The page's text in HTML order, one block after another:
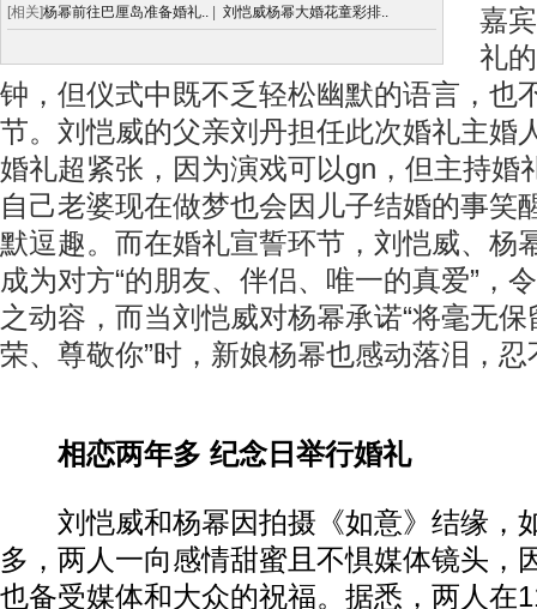
[相关]杨幂前往巴厘岛准备婚礼.. 刘恺威杨幂大婚花童彩排..
嘉
礼
钟，但仪式中既不乏轻松幽默的语言，也
节。刘恺威的父亲刘丹担任此次婚礼主婚
婚礼超紧张，因为演戏可以gn，但主持婚
自己老婆现在做梦也会因儿子结婚的事笑
默逗趣。而在婚礼宣誓环节，刘恺威、杨
成为对方“的朋友、伴侣、唯一的真爱”，
之动容，而当刘恺威对杨幂承诺“将毫无
荣、尊敬你”时，新娘杨幂也感动落泪，
相恋两年多 纪念日举行婚礼
刘恺威和杨幂因拍摄《如意》结缘，
多，两人一向感情甜蜜且不惧媒体镜头，
也备受媒体和大众的祝福。据悉，两人在